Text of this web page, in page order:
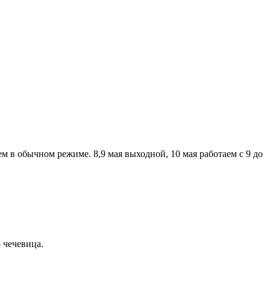
в обычном режиме. 8,9 мая выходной, 10 мая работаем с 9 до